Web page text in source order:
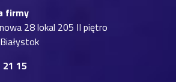
firmy
28 lokal 205 II piętro
21 15